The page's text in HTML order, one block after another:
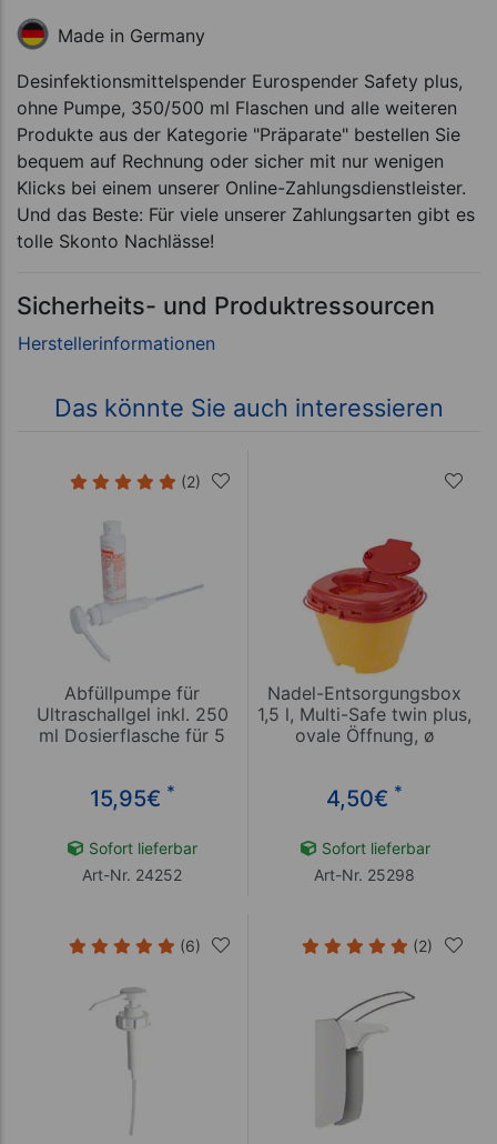
Made in Germany
Desinfektionsmittelspender Eurospender Safety plus,
ohne Pumpe, 350/500 ml Flaschen und alle weiteren
Produkte aus der Kategorie "Präparate" bestellen Sie
bequem auf Rechnung oder sicher mit nur wenigen
Klicks bei einem unserer Online-Zahlungsdienstleister.
Und das Beste: Für viele unserer Zahlungsarten gibt es
tolle Skonto Nachlässe!
Sicherheits- und Produktressourcen
Das könnte Sie auch interessieren
(2)
Abfüllpumpe für
Ultraschallgel inkl. 250
ml Dosierflasche für 5
15,95€ *
Sofort lieferbar
Art-Nr. 24252
Nadel-Entsorgungsbox
1,5 l, Multi-Safe twin plus,
ovale Öffnung, ø
4,50€ *
Sofort lieferbar
Art-Nr. 25298
(6) (2)